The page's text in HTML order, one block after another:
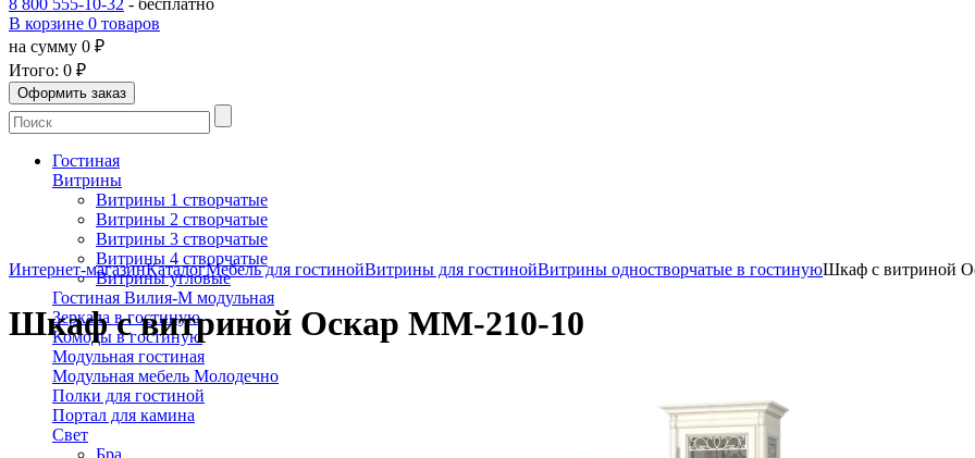
8 800 555-10-32 - бесплатно
В корзине 0 товаров
на сумму 0 ₽
Итого: 0 ₽
Гостиная
Витрины
Витрины 1 створчатые
Витрины 2 створчатые
Витрины 3 створчатые
Витрины 4 створчатые
Витрины угловые
Гостиная Вилия-М модульная
Зеркала в гостиную
Комоды в гостиную
Модульная гостиная
Модульная мебель Молодечно
Полки для гостиной
Портал для камина
Свет
Интернет-магазинКаталогМебель для гостинойВитрины для гостинойВитрины одностворчатые в гостинуюШкаф с витриной
Шкаф с витриной Оскар ММ-210-10